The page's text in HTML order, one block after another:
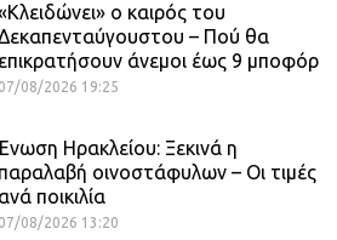
ο καιρός του
– Πού θα
επικρατήσουν άνεμοι έως 9 μποφόρ
07/08/2026 19:25
Ηρακλείου: Ξεκινά η
παραλαβή οινοστάφυλων – Οι τιμές
ανά ποικιλία
07/08/2026 13:20